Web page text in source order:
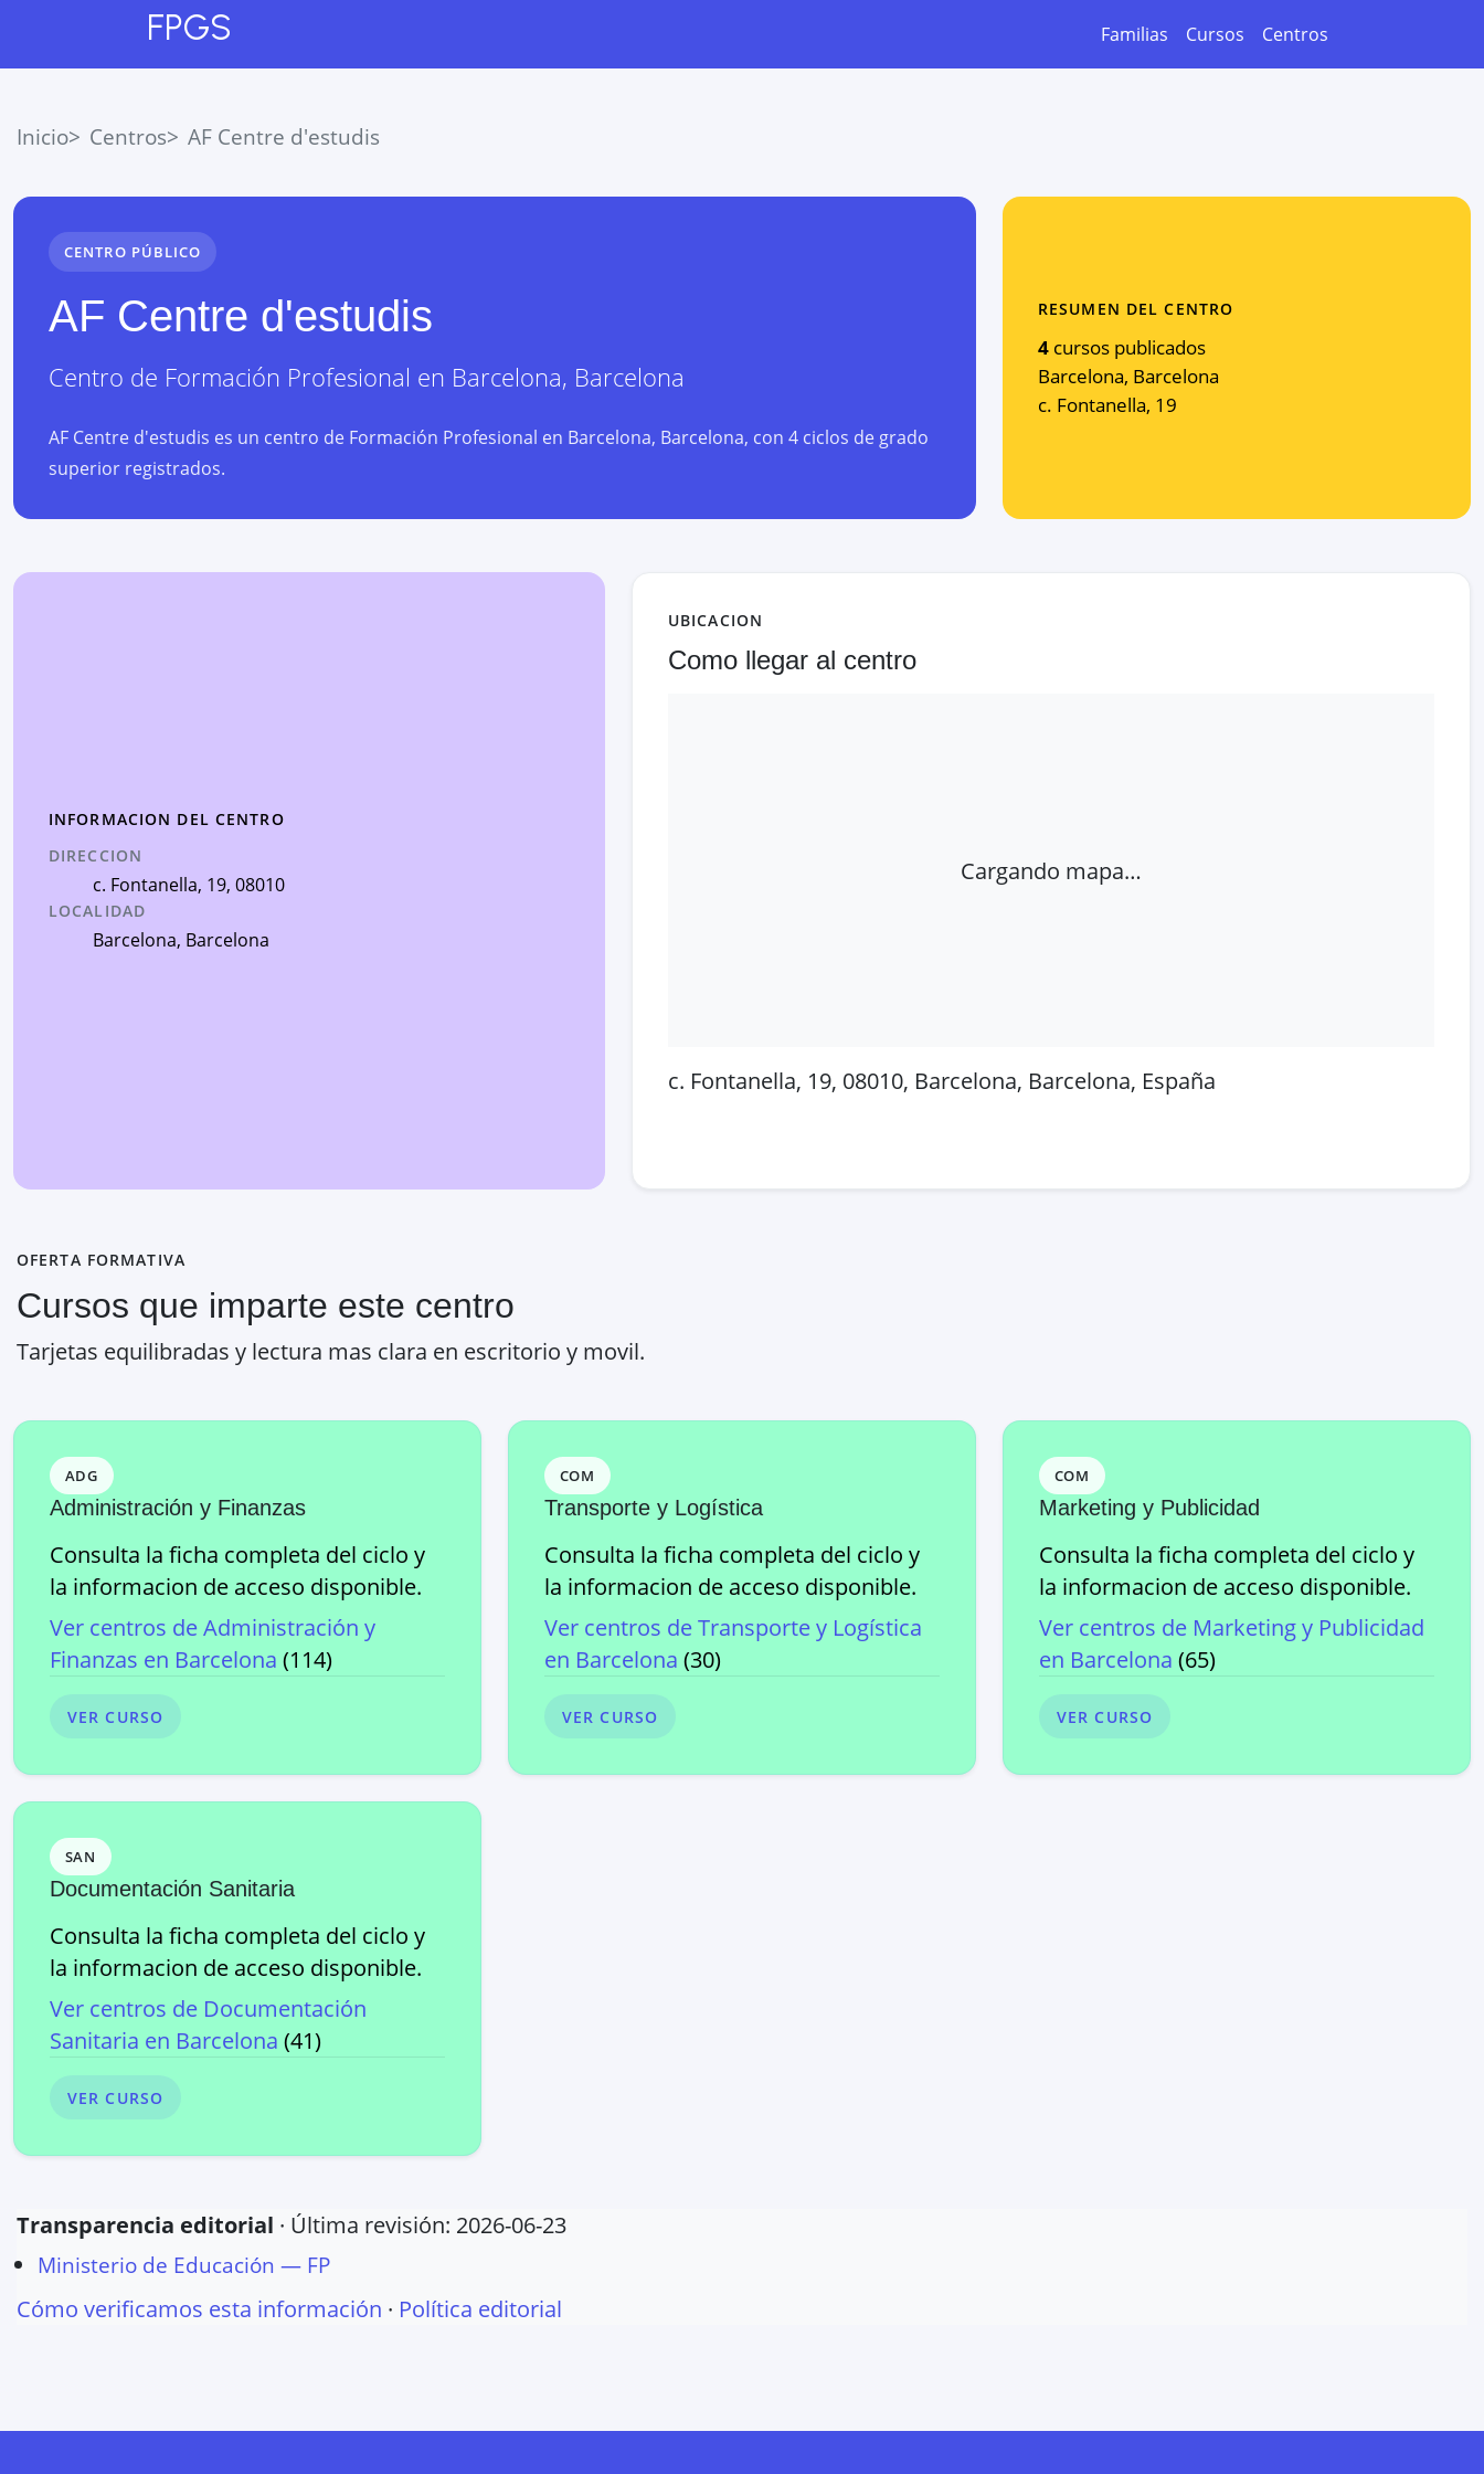
FPGS Familias Cursos Centros
Inicio Centros AF Centre d'estudis
CENTRO PÚBLICO
AF Centre d'estudis
Centro de Formación Profesional en Barcelona, Barcelona
AF Centre d'estudis es un centro de Formación Profesional en Barcelona, Barcelona, con 4 ciclos de grado
superior registrados.
RESUMEN DEL CENTRO
4 cursos publicados
Barcelona, Barcelona
c. Fontanella, 19
INFORMACION DEL CENTRO
DIRECCION
c. Fontanella, 19, 08010
LOCALIDAD
Barcelona, Barcelona
UBICACION
Como llegar al centro
Cargando mapa…
c. Fontanella, 19, 08010, Barcelona, Barcelona, España
OFERTA FORMATIVA
Cursos que imparte este centro
Tarjetas equilibradas y lectura mas clara en escritorio y movil.
ADG
Administración y Finanzas
Consulta la ficha completa del ciclo y
la informacion de acceso disponible.
Ver centros deAdministración y
Finanzas en Barcelona (114)
VER CURSO
COM
Transporte y Logística
Consulta la ficha completa del ciclo y
la informacion de acceso disponible.
Ver centros deTransporte y Logística
en Barcelona (30)
VER CURSO
COM
Marketing y Publicidad
Consulta la ficha completa del ciclo y
la informacion de acceso disponible.
Ver centros de Marketing y Publicidad
en Barcelona (65)
VER CURSO
SAN
Documentación Sanitaria
Consulta la ficha completa del ciclo y
la informacion de acceso disponible.
Ver centros de Documentación
Sanitaria en Barcelona (41)
VER CURSO
Transparencia editorial · Última revisión: 2026-06-23
Ministerio de Educación — FP
Cómo verificamos esta información · Política editorial